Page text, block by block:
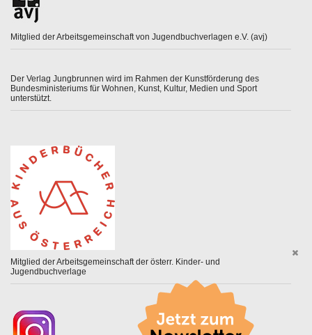
Mitglied der Arbeitsgemeinschaft von Jugendbuchverlagen e.V. (avj)
Der Verlag Jungbrunnen wird im Rahmen der Kunstförderung des
Bundesministeriums für Wohnen, Kunst, Kultur, Medien und Sport
unterstützt.
Mitglied der Arbeitsgemeinschaft der österr. Kinder- und
Jugendbuchverlage